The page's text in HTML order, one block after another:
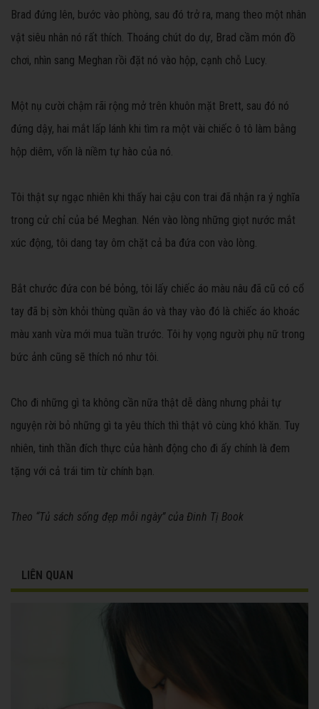
Brad đứng lên, bước vào phòng, sau đó trở ra, mang theo một nhân
vật siêu nhân nó rất thích. Thoáng chút do dự, Brad cầm món đồ
chơi, nhìn sang Meghan rồi đặt nó vào hộp, cạnh chỗ Lucy.
Một nụ cười chậm rãi rộng mở trên khuôn mặt Brett, sau đó nó
đứng dậy, hai mắt lấp lánh khi tìm ra một vài chiếc ô tô làm bằng
hộp diêm, vốn là niềm tự hào của nó.
Tôi thật sự ngạc nhiên khi thấy hai cậu con trai đã nhận ra ý nghĩa
trong cử chỉ của bé Meghan. Nén vào lòng những giọt nước mắt
xúc động, tôi dang tay ôm chặt cả ba đứa con vào lòng.
Bắt chước đứa con bé bỏng, tôi lấy chiếc áo màu nâu đã cũ có cổ
tay đã bị sờn khỏi thùng quần áo và thay vào đó là chiếc áo khoác
màu xanh vừa mới mua tuần trước. Tôi hy vọng người phụ nữ trong
bức ảnh cũng sẽ thích nó như tôi.
Cho đi những gì ta không cần nữa thật dễ dàng nhưng phải tự
nguyện rời bỏ những gì ta yêu thích thì thật vô cùng khó khăn. Tuy
nhiên, tinh thần đích thực của hành động cho đi ấy chính là đem
tặng với cả trái tim từ chính bạn.
Theo “Tủ sách sống đẹp mỗi ngày” của Đinh Tị Book
LIÊN QUAN